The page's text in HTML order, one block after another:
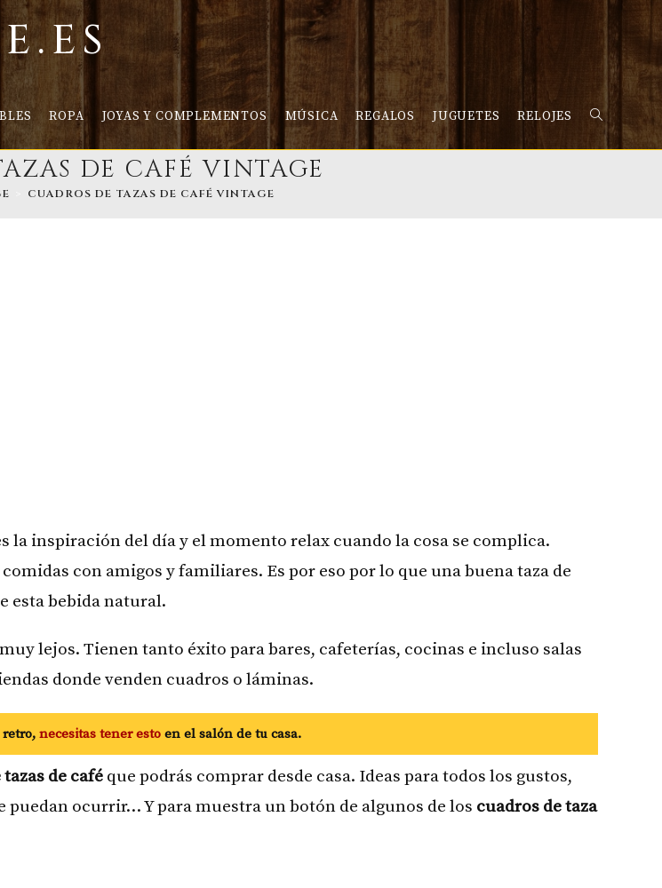
ROPA JOYAS Y COMPLEMENTOS MÚSICA REGALOS JUGUETES RELOJES ALTERNAR
DE CAFÉ VINTAGE
CUADROS DE TAZAS DE CAFÉ VINTAGE
la inspiración del día y el momento relax cuando la cosa se complica.
con amigos y familiares. Es por eso por lo que una buena taza de
esta bebida natural.
lejos. Tienen tanto éxito para bares, cafeterías, cocinas e incluso salas
donde venden cuadros o láminas.
retro, necesitas tener esto en el salón de tu casa.
de café que podrás comprar desde casa. Ideas para todos los gustos,
puedan ocurrir… Y para muestra un botón de algunos de los cuadros de taza